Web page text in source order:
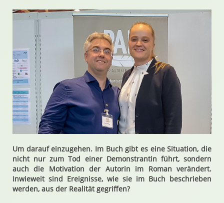
Um darauf einzugehen. Im Buch gibt es eine Situation, die
nicht nur zum Tod einer Demonstrantin führt, sondern
auch die Motivation der Autorin im Roman verändert.
Inwieweit sind Ereignisse, wie sie im Buch beschrieben
werden, aus der Realität gegriffen?